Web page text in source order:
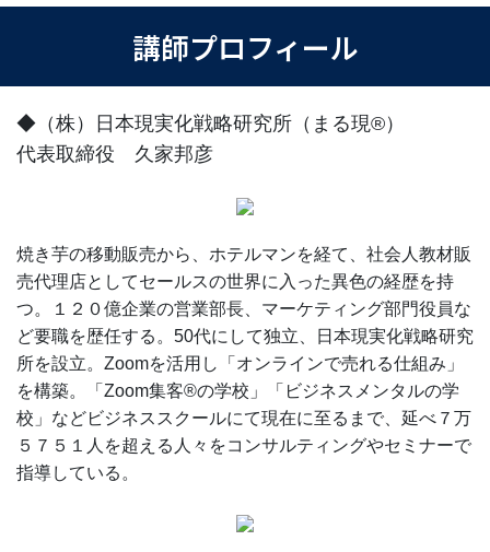
講師プロフィール
◆（株）日本現実化戦略研究所（まる現®）
代表取締役 久家邦彦
焼き芋の移動販売から、ホテルマンを経て、社会人教材販
売代理店としてセールスの世界に入った異色の経歴を持
つ。１２０億企業の営業部長、マーケティング部門役員な
ど要職を歴任する。50代にして独立、日本現実化戦略研究
所を設立。Zoomを活用し「オンラインで売れる仕組み」
を構築。「Zoom集客®の学校」「ビジネスメンタルの学
校」などビジネススクールにて現在に至るまで、延べ７万
５７５１人を超える人々をコンサルティングやセミナーで
指導している。